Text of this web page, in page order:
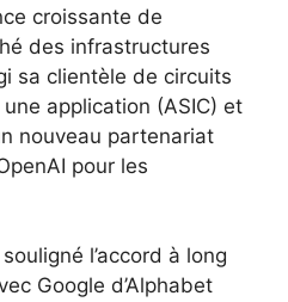
croissante de
des infrastructures
sa clientèle de circuits
application (ASIC) et
nouveau partenariat
pour les
l’accord à long
Google d’Alphabet